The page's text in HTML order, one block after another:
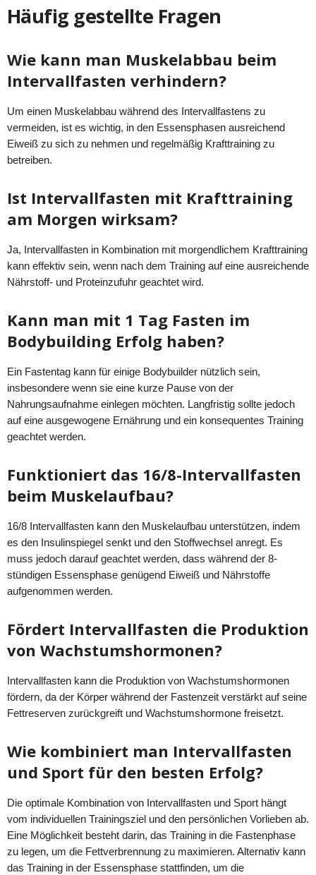
Häufig gestellte Fragen
Wie kann man Muskelabbau beim
Intervallfasten verhindern?
Um einen Muskelabbau während des Intervallfastens zu
vermeiden, ist es wichtig, in den Essensphasen ausreichend
Eiweiß zu sich zu nehmen und regelmäßig Krafttraining zu
betreiben.
Ist Intervallfasten mit Krafttraining
am Morgen wirksam?
Ja, Intervallfasten in Kombination mit morgendlichem Krafttraining
kann effektiv sein, wenn nach dem Training auf eine ausreichende
Nährstoff- und Proteinzufuhr geachtet wird.
Kann man mit 1 Tag Fasten im
Bodybuilding Erfolg haben?
Ein Fastentag kann für einige Bodybuilder nützlich sein,
insbesondere wenn sie eine kurze Pause von der
Nahrungsaufnahme einlegen möchten. Langfristig sollte jedoch
auf eine ausgewogene Ernährung und ein konsequentes Training
geachtet werden.
Funktioniert das 16/8-Intervallfasten
beim Muskelaufbau?
16/8 Intervallfasten kann den Muskelaufbau unterstützen, indem
es den Insulinspiegel senkt und den Stoffwechsel anregt. Es
muss jedoch darauf geachtet werden, dass während der 8-
stündigen Essensphase genügend Eiweiß und Nährstoffe
aufgenommen werden.
Fördert Intervallfasten die Produktion
von Wachstumshormonen?
Intervallfasten kann die Produktion von Wachstumshormonen
fördern, da der Körper während der Fastenzeit verstärkt auf seine
Fettreserven zurückgreift und Wachstumshormone freisetzt.
Wie kombiniert man Intervallfasten
und Sport für den besten Erfolg?
Die optimale Kombination von Intervallfasten und Sport hängt
vom individuellen Trainingsziel und den persönlichen Vorlieben ab.
Eine Möglichkeit besteht darin, das Training in die Fastenphase
zu legen, um die Fettverbrennung zu maximieren. Alternativ kann
das Training in der Essensphase stattfinden, um die